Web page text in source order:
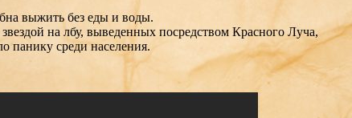
выжить без еды и воды.
на лбу, выведенных посредством Красного Луча,
панику среди населения.